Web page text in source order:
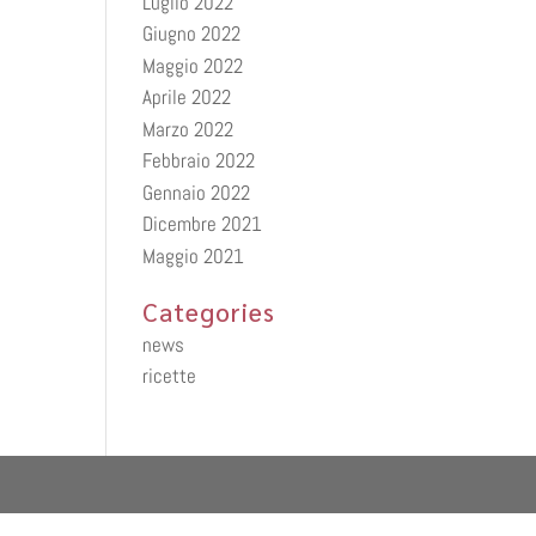
Giugno 2022
Maggio 2022
Aprile 2022
Marzo 2022
Febbraio 2022
Gennaio 2022
Dicembre 2021
Maggio 2021
Categories
news
ricette